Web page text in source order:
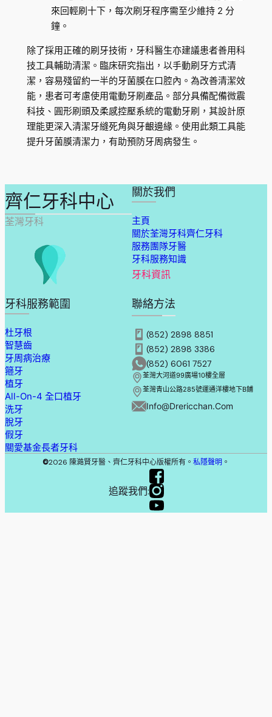
來回輕刷十下，每次刷牙程序需至少維持 2 分
鐘。
除了採用正確的刷牙技術，牙科醫生亦建議患者善用科
技工具輔助清潔。臨床研究指出，以手動刷牙方式清
潔，容易殘留約一半的牙菌膜在口腔內。為改善清潔效
能，患者可考慮使用電動牙刷產品。部分具備配備微震
科技、圓形刷頭及柔感控壓系統的電動牙刷，其設計原
理能更深入清潔牙縫死角與牙齦邊緣。使用此類工具能
提升牙菌膜清潔力，有助預防牙周病發生。
齊仁牙科中心
荃灣牙科
關於我們
主頁
關於荃灣牙科齊仁牙科
服務團隊牙醫
牙科服務知識
牙科資訊
牙科服務範圍
杜牙根
智慧齒
牙周病治療
箍牙
植牙
All-On-4 全口植牙
洗牙
脫牙
假牙
關愛基金長者牙科
聯絡方法
(852) 2898 8851
(852) 2898 3386
(852) 6061 7527
荃灣大河道99廣場10樓全層
荃灣青山公路285號運通洋樓地下B鋪
Info@drericchan.com
©2026 陳澔賢牙醫、齊仁牙科中心版權所有。 私隱聲明 。
追蹤我們: